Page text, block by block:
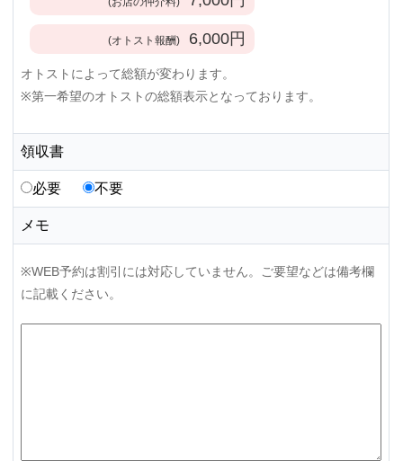
(オトスト報酬) 6,000円
オトストによって総額が変わります。
※第一希望のオトストの総額表示となっております。
領収書
必要 不要
メモ
※WEB予約は割引には対応していません。ご要望などは備考欄
に記載ください。